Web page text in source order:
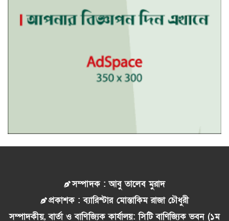
সম্পাদক : আবু তালেব মুরাদ
প্রকাশক : ব্যারিস্টার মোস্তাকিম রাজা চৌধুরী
সম্পাদকীয়, বার্তা ও বাণিজ্যিক কার্যালয়: সিটি বাণিজ্যিক ভবন (১ম